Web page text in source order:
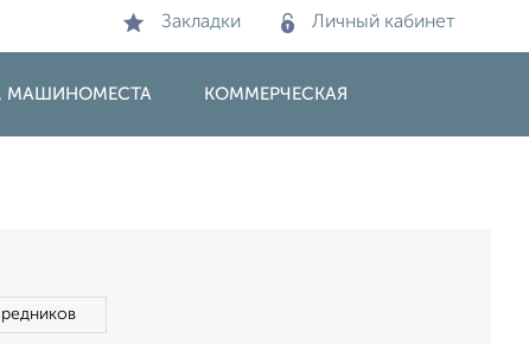
Закладки Личный кабинет
МАШИНОМЕСТА КОММЕРЧЕСКАЯ